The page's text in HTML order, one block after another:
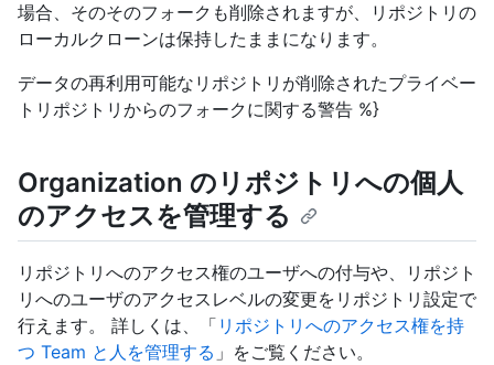
場合、そのそのフォークも削除されますが、リポジトリの
ローカルクローンは保持したままになります。
データの再利用可能なリポジトリが削除されたプライベー
トリポジトリからのフォークに関する警告 %}
Organization のリポジトリへの個人
のアクセスを管理する
リポジトリへのアクセス権のユーザへの付与や、リポジト
リへのユーザのアクセスレベルの変更をリポジトリ設定で
行えます。 詳しくは、「 リポジトリへのアクセス権を持
つ Team と人を管理する 」をご覧ください。